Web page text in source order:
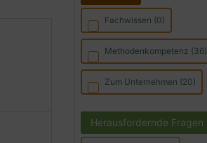
Fachwissen (0)
Methodenkompetenz (36)
Zum Unternehmen (20)
Herausfordernde Fragen